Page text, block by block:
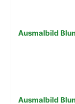
Ausmalbild
Ausmalbild